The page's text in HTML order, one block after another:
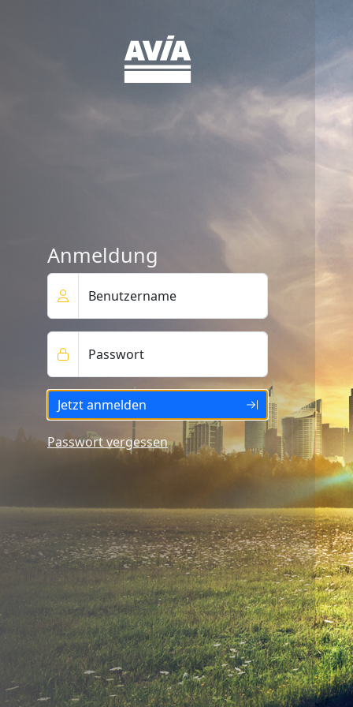
Anmeldung
Benutzername
Passwort
Jetzt anmelden
Passwort vergessen